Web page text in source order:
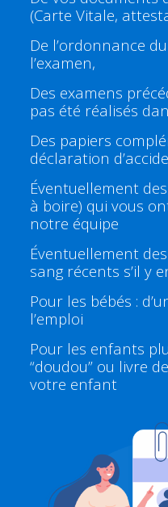
(Carte Vitale,
De l’ordonnance
l’examen,
Des examens
pas été réalisés
Des papiers
déclaration
Éventuellement
à boire) qui vous
notre équipe
Éventuellement
sang récents s’il y
Pour les bébés :
l’emploi
Pour les enfants
“doudou” ou livre
votre enfant